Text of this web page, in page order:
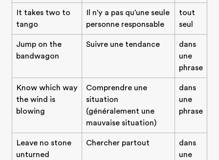
It takes two to
tango
Il n'y a pas qu'une seule
personne responsable
tout
seul
Jump on the
bandwagon
Suivre une tendance
dans
une
phrase
Know which way
the wind is
blowing
Comprendre une
situation
(généralement une
mauvaise situation)
dans
une
phrase
Leave no stone
unturned
Chercher partout
dans
une